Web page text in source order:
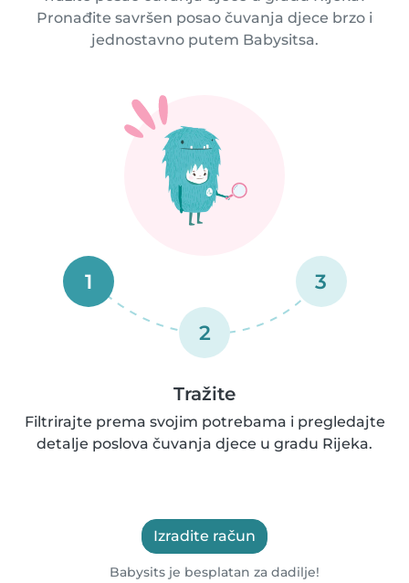
Pronađite savršen posao čuvanja djece brzo i
jednostavno putem Babysitsa.
1
2
3
Tražite
Filtrirajte prema svojim potrebama i pregledajte
detalje poslova čuvanja djece u gradu Rijeka.
Izradite račun
Babysits je besplatan za dadilje!